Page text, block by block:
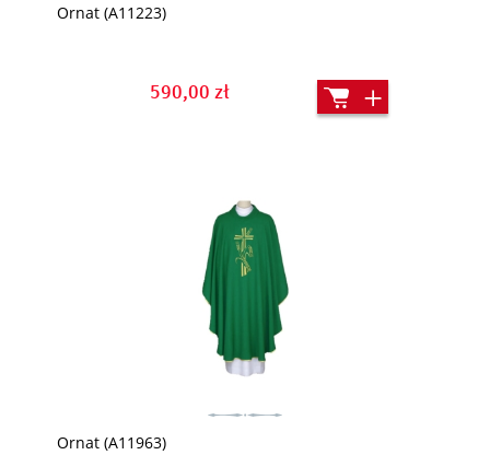
Ornat (A11223)
590,00 zł
Ornat (A11963)